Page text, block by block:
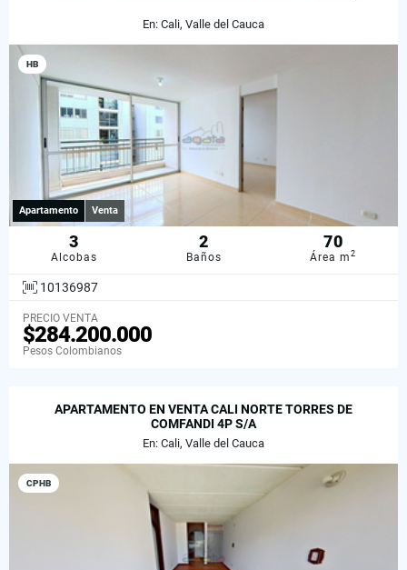
En: Cali, Valle del Cauca
HB
Apartamento Venta
3
Alcobas
2
Baños
70
Área m2
10136987
PRECIO VENTA
$284.200.000
Pesos Colombianos
APARTAMENTO EN VENTA CALI NORTE TORRES DE
COMFANDI 4P S/A
En: Cali, Valle del Cauca
CPHB